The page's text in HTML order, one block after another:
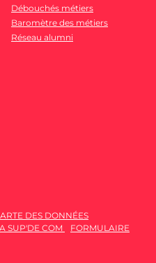
Débouchés métiers
Baromètre des métiers
Réseau alumni
DES DONNÉES
SUP'DE COM
FORMULAIRE